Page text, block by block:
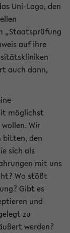
Uni-Logo, den
„Staatsprüfung
auf ihre
auch dann,
möglichst
Wir
bitten, den
sich als
mit uns
Wo stößt
Gibt es
und
zu
werden?